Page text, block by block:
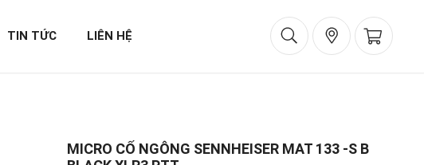
TIN TỨC LIÊN HỆ
MICRO CỔ NGỖNG SENNHEISER MAT 133 -S B